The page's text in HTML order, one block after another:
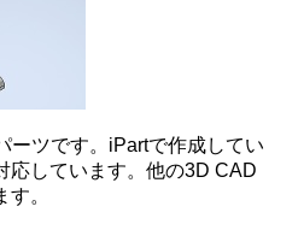
ーツです。iPartで作成してい
応しています。他の3D CAD
。